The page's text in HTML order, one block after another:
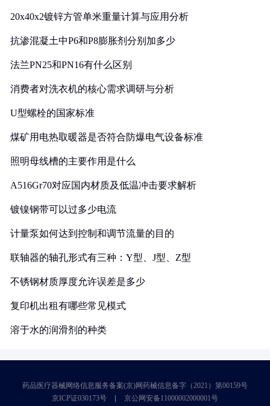
20x40x2镀锌方管单米重量计算与应用分析
抗渗混凝土中P6和P8膨胀剂分别加多少
法兰PN25和PN16有什么区别
消费者对洗衣机的核心需求调研与分析
U型螺栓的国家标准
煤矿用电热取暖器是否符合防爆电气设备标准
照明母线槽的主要作用是什么
A516Gr70对应国内材质及低温冲击要求解析
镀镍钢带可以过多少电流
计量泵如何达到控制和调节流量的目的
联轴器的轴孔形式有三种：Y型、J型、Z型
不锈钢材质厚度允许误差是多少
复印机出租有哪些常见模式
溶于水的润滑剂的种类
药品医疗器械网络信息服务备案(京)网药械信息备字（2021）第00159号
京ICP证030173号
京公网安备11000002000001号